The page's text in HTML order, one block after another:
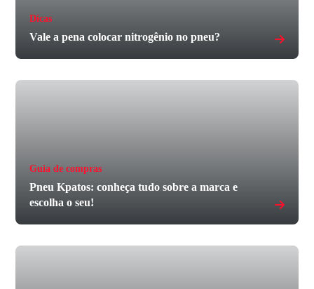
Dicas
Vale a pena colocar nitrogênio no pneu?
Guia de compras
Pneu Kpatos: conheça tudo sobre a marca e
escolha o seu!